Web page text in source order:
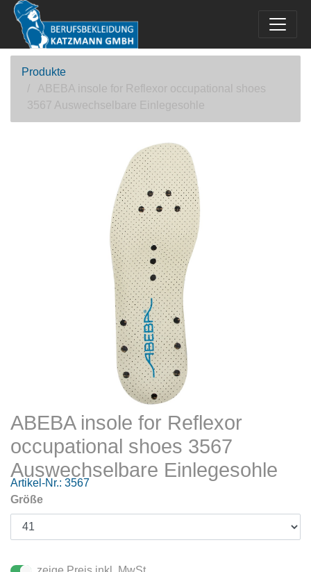
Produkte
ABEBA insole for Reflexor occupational shoes
3567 Auswechselbare Einlegesohle
ABEBA insole for Reflexor
occupational shoes 3567
Auswechselbare Einlegesohle
Artikel-Nr.: 3567
Größe